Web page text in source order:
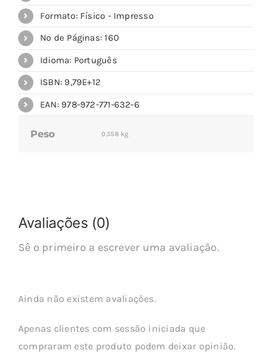
Formato: Físico - Impresso
Nº de Páginas: 160
Idioma: Português
ISBN: 9,79E+12
EAN: 978-972-771-632-6
Peso 0,558 kg
Avaliações (0)
Sê o primeiro a escrever uma avaliação.
Ainda não existem avaliações.
Apenas clientes com sessão iniciada que
compraram este produto podem deixar opinião.